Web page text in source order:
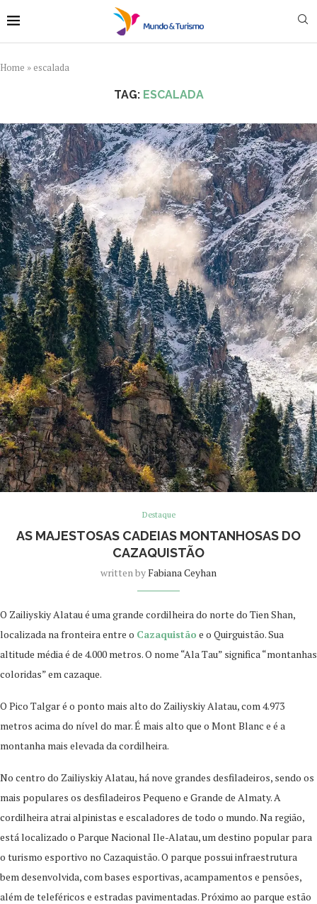
Home » escalada
TAG: ESCALADA
Destaque
AS MAJESTOSAS CADEIAS MONTANHOSAS DO
CAZAQUISTÃO
written byFabiana Ceyhan
O Zailiyskiy Alatau é uma grande cordilheira do norte do Tien Shan,
localizada na fronteira entre o Cazaquistão e o Quirguistão. Sua
altitude média é de 4.000 metros. O nome “Ala Tau” significa “montanhas
coloridas” em cazaque.
O Pico Talgar é o ponto mais alto do Zailiyskiy Alatau, com 4.973
metros acima do nível do mar. É mais alto que o Mont Blanc e é a
montanha mais elevada da cordilheira.
No centro do Zailiyskiy Alatau, há nove grandes desfiladeiros, sendo os
mais populares os desfiladeiros Pequeno e Grande de Almaty. A
cordilheira atrai alpinistas e escaladores de todo o mundo. Na região,
está localizado o Parque Nacional Ile-Alatau, um destino popular para
o turismo esportivo no Cazaquistão. O parque possui infraestrutura
bem desenvolvida, com bases esportivas, acampamentos e pensões,
além de teleféricos e estradas pavimentadas. Próximo ao parque estão